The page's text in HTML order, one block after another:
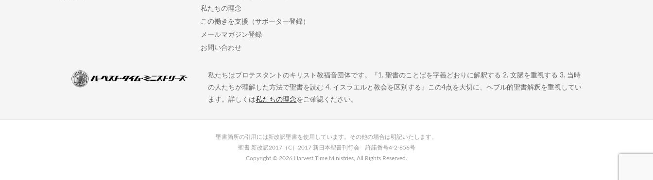
私たちの理念
この働きを支援（サポーター登録）
メールマガジン登録
お問い合わせ
私たちはプロテスタントのキリスト教福音団体です。『1. 聖書のことばを字義どおりに解釈する 2. 文脈を重視する 3. 当時
の人たちが理解した方法で聖書を読む 4. イスラエルと教会を区別する』この4点を大切に、ヘブル的聖書解釈を重視してい
ます。詳しくは私たちの理念をご確認ください。
聖書箇所の引用には新改訳聖書を使用しています。その他の場合は明記いたします。
聖書 新改訳2017（C）2017 新日本聖書刊行会 許諾番号4-2-856号
Copyright © 2026 Harvest Time Ministries, All Rights Reserved.